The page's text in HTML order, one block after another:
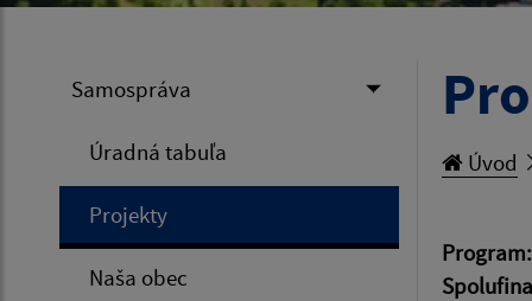
Samospráva
Úradná tabuľa
Projekty
Naša obec
Úvod